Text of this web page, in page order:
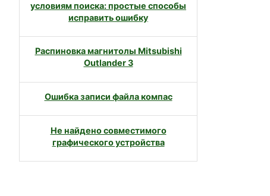
условиям поиска: простые способы
исправить ошибку
Распиновка магнитолы Mitsubishi
Outlander 3
Ошибка записи файла компас
Не найдено совместимого
графического устройства